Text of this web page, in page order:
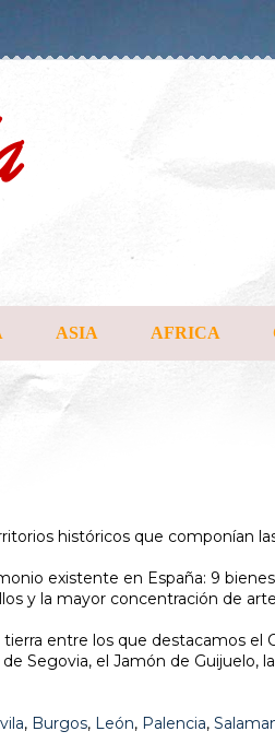
ASIA AFRICA
históricos que componían
existente en España: 9
y la mayor concentración de
entre los que destacamos el
Segovia, el Jamón de Guijuelo,
, Burgos, León, Palencia,